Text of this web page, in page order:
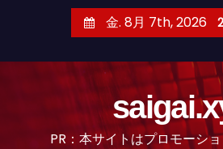
金. 8月 7th, 2026
PR：本サイトはプロモーシ